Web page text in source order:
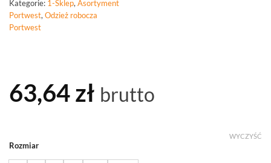
Kategorie: 1-Sklep, Asortyment
Portwest, Odzież robocza
Portwest
63,64zł brutto
Rozmiar
WYCZYŚĆ